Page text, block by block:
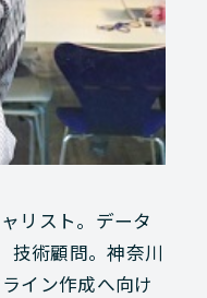
リスト。データ
技術顧問。神奈川
イン作成へ向け